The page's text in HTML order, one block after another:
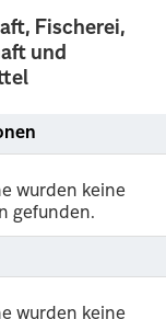
Fischerei,
und
wurden keine
gefunden.
wurden keine